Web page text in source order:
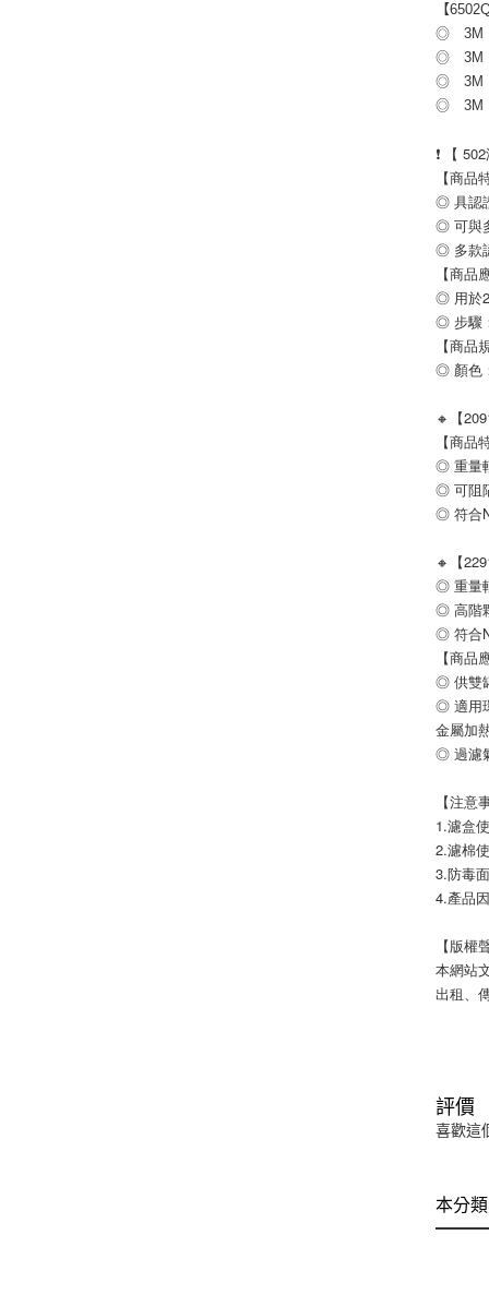
【
◎ 3M
◎ 3M
◎ 3M
◎ 3M
❗️ 【
【商品
◎ 具認
◎ 可與
◎ 多款
【商品
◎ 用於
◎ 步驟
【商品
◎ 顏色
🔸【
【商品
◎ 重量
◎ 可阻
◎ 符合
🔸【
◎ 重量
◎ 高階
◎ 符合
【商品
◎ 供雙
◎ 適用
金屬加
◎ 過濾
【注意
1.濾盒
2.濾棉
3.防毒
4.產品
【版權
本網站
出租、
評價
喜歡這
本分